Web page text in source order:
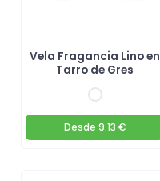
Vela Fragancia Lino en
Tarro de Gres
Desde 9.13 €